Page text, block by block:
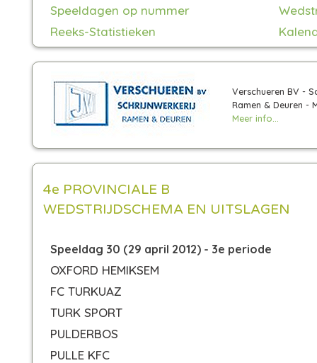
Speeldagen op nummer
Reeks-Statistieken
Verschueren BV -
Ramen & Deuren -
Meer info...
4e PROVINCIALE B
WEDSTRIJDSCHEMA EN UITSLAGEN
Speeldag 30 (29 april 2012) - 3e periode
OXFORD HEMIKSEM
FC TURKUAZ
TURK SPORT
PULDERBOS
PULLE KFC